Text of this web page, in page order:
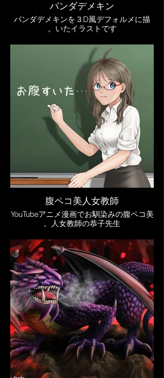
パンダデメキン
パンダデメキンを３D風デフォルメに描
いたイラストです。
腹ペコ美人女教師
YouTubeアニメ漫画でお馴染みの腹ペコ美
人女教師の恭子先生。
YouTube『因幡よしぞうCH』にちょこま
か出演しています。
↓